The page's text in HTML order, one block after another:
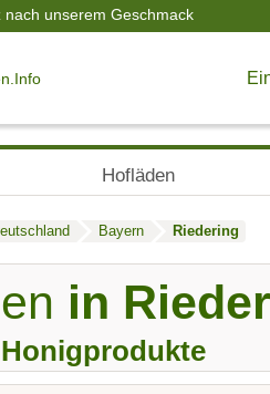
nach unserem Geschmack
Hofläden
Bayern Riedering
in